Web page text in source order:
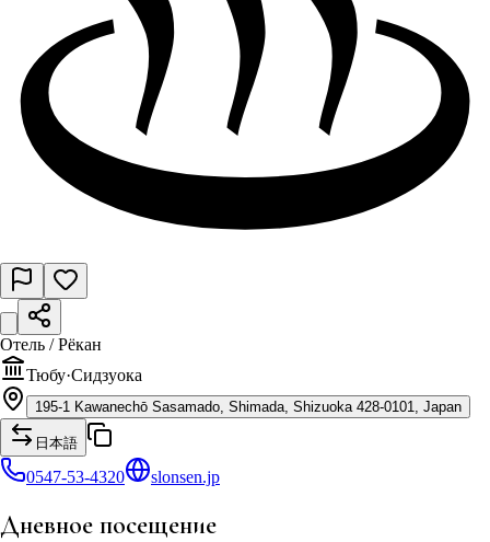
Отель / Рёкан
Тюбу·Сидзуока
195-1 Kawanechō Sasamado, Shimada, Shizuoka 428-0101, Japan
日本語
0547-53-4320 slonsen.jp
Дневное посещение